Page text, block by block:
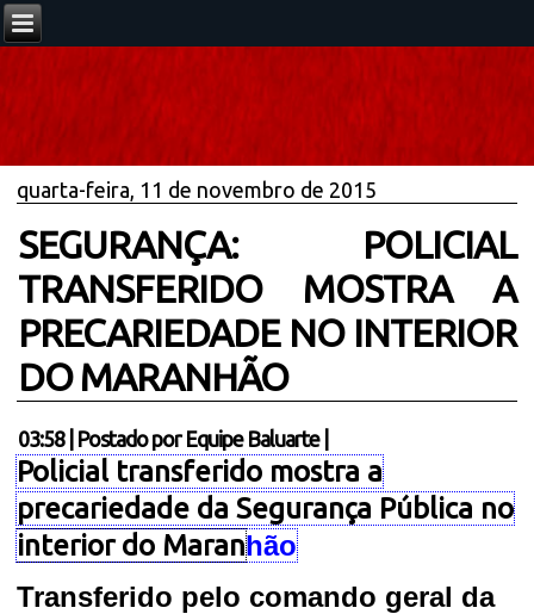
quarta-feira, 11 de novembro de 2015
SEGURANÇA: POLICIAL
TRANSFERIDO MOSTRA A
PRECARIEDADE NO INTERIOR
DO MARANHÃO
03:58| Postado por Equipe Baluarte
Policial transferido mostra a
precariedade da Segurança Pública no
interior do Maranhão
Transferido pelo comando geral da